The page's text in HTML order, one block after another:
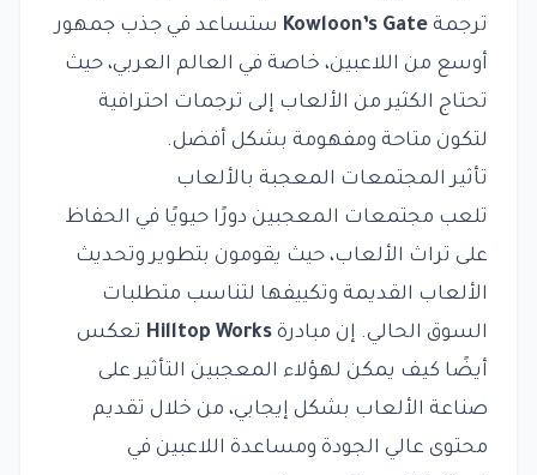
ترجمة Kowloon’s Gate ستساعد في جذب جمهور
أوسع من اللاعبين، خاصة في العالم العربي، حيث
تحتاج الكثير من الألعاب إلى ترجمات احترافية
لتكون متاحة ومفهومة بشكل أفضل.
تأثير المجتمعات المعجبة بالألعاب
تلعب مجتمعات المعجبين دورًا حيويًا في الحفاظ
على تراث الألعاب، حيث يقومون بتطوير وتحديث
الألعاب القديمة وتكييفها لتناسب متطلبات
السوق الحالي. إن مبادرة Hilltop Works تعكس
أيضًا كيف يمكن لهؤلاء المعجبين التأثير على
صناعة الألعاب بشكل إيجابي، من خلال تقديم
محتوى عالي الجودة ومساعدة اللاعبين في